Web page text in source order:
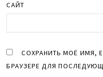
САЙТ
СОХРАНИТЬ МОЁ ИМЯ,
БРАУЗЕРЕ ДЛЯ